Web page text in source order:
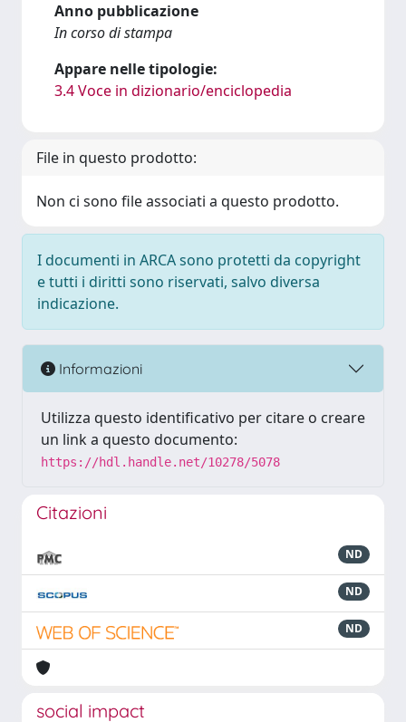
Anno pubblicazione
In corso di stampa
Appare nelle tipologie:
3.4 Voce in dizionario/enciclopedia
File in questo prodotto:
Non ci sono file associati a questo prodotto.
I documenti in ARCA sono protetti da copyright
e tutti i diritti sono riservati, salvo diversa
indicazione.
Informazioni
Utilizza questo identificativo per citare o creare
un link a questo documento:
https://hdl.handle.net/10278/5078
Citazioni
ND
ND
ND
social impact